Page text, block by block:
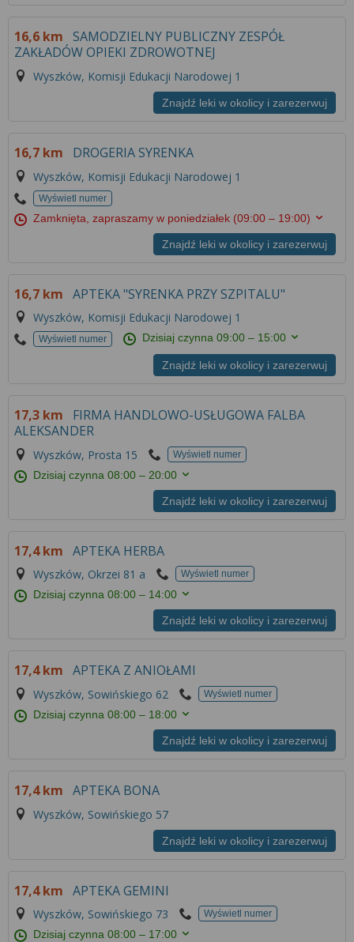
16,6 km SAMODZIELNY PUBLICZNY ZESPÓŁ
ZAKŁADÓW OPIEKI ZDROWOTNEJ
Wyszków, Komisji Edukacji Narodowej 1
Znajdź leki w okolicy i zarezerwuj
16,7 km DROGERIA SYRENKA
Wyszków, Komisji Edukacji Narodowej 1
Wyświetl numer
Zamknięta, zapraszamy w poniedziałek (09:00 – 19:00)
Znajdź leki w okolicy i zarezerwuj
16,7 km APTEKA "SYRENKA PRZY SZPITALU"
Wyszków, Komisji Edukacji Narodowej 1
Wyświetl numer Dzisiaj czynna09:00 – 15:00
Znajdź leki w okolicy i zarezerwuj
17,3 km
FIRMA HANDLOWO-USŁUGOWA FALBA
ALEKSANDER
Wyszków, Prosta 15 Wyświetl numer
Dzisiaj czynna08:00 – 20:00
Znajdź leki w okolicy i zarezerwuj
17,4 km APTEKA HERBA
Wyszków, Okrzei 81 a Wyświetl numer
Dzisiaj czynna08:00 – 14:00
Znajdź leki w okolicy i zarezerwuj
17,4 km APTEKA Z ANIOŁAMI
Wyszków, Sowińskiego 62 Wyświetl numer
Dzisiaj czynna08:00 – 18:00
Znajdź leki w okolicy i zarezerwuj
17,4 km APTEKA BONA
Wyszków, Sowińskiego 57
Znajdź leki w okolicy i zarezerwuj
17,4 km APTEKA GEMINI
Wyszków, Sowińskiego 73 Wyświetl numer
Dzisiaj czynna08:00 – 17:00